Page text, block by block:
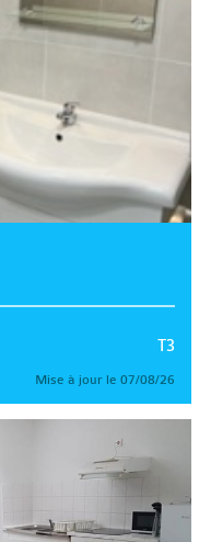
T3
Mise à jour le 07/08/26